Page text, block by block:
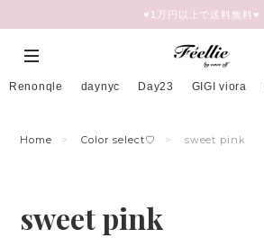
♥︎1万円以上で送料無料♥
Renonqle daynyc Day23 GIGI viora
Home Color select♡ sweet pink
sweet pink